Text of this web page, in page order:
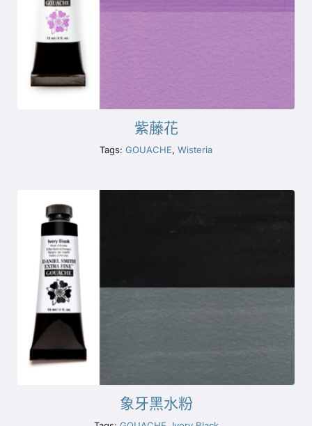
紫藤花
Tags: GOUACHE, Wisteria
象牙黑水粉